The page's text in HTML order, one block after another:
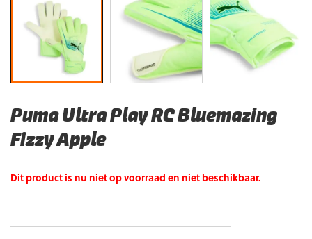
Puma Ultra Play RC Bluemazing
Fizzy Apple
Dit product is nu niet op voorraad en niet beschikbaar.